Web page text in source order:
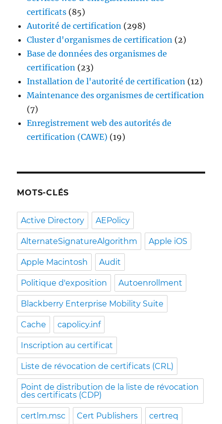
certificats (85)
Autorité de certification (298)
Cluster d'organismes de certification (2)
Base de données des organismes de
certification (23)
Installation de l'autorité de certification (12)
Maintenance des organismes de certification
(7)
Enregistrement web des autorités de
certification (CAWE) (19)
MOTS-CLÉS
Active Directory AEPolicy
AlternateSignatureAlgorithm Apple iOS
Apple Macintosh Audit
Politique d'exposition Autoenrollment
Blackberry Enterprise Mobility Suite
Cache capolicy.inf
Inscription au certificat
Liste de révocation de certificats (CRL)
Point de distribution de la liste de révocation
des certificats (CDP)
certlm.msc Cert Publishers certreq